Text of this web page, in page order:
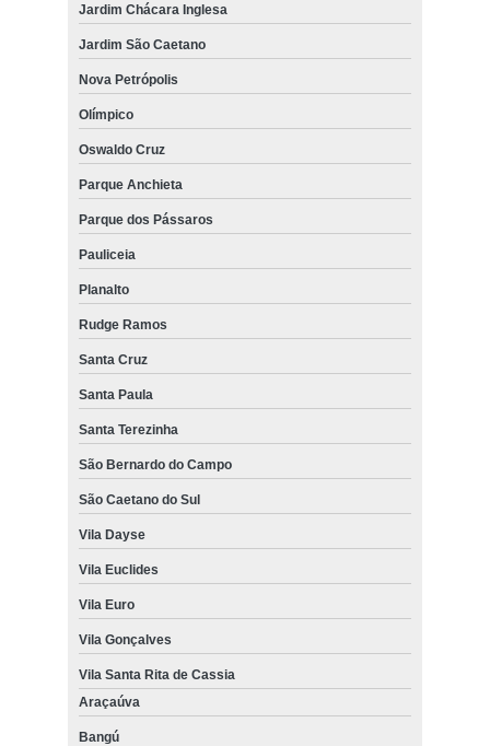
Jardim Chácara Inglesa
Jardim São Caetano
Nova Petrópolis
Olímpico
Oswaldo Cruz
Parque Anchieta
Parque dos Pássaros
Pauliceia
Planalto
Rudge Ramos
Santa Cruz
Santa Paula
Santa Terezinha
São Bernardo do Campo
São Caetano do Sul
Vila Dayse
Vila Euclides
Vila Euro
Vila Gonçalves
Vila Santa Rita de Cassia
Araçaúva
Bangú